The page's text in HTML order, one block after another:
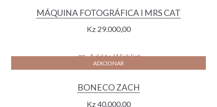
MÁQUINA FOTOGRÁFICA I MRS CAT
Kz29.000,00
Add to Wishlist
ADICIONAR
BONECO ZACH
Kz40.000,00